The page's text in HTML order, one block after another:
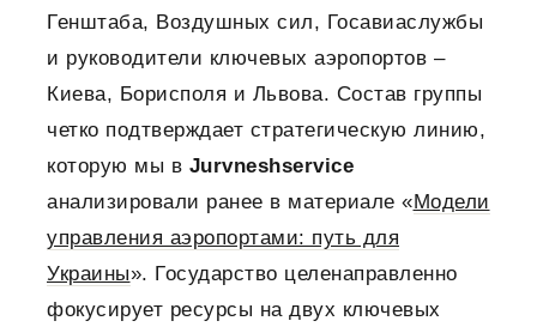
Генштаба, Воздушных сил, Госавиаслужбы
и руководители ключевых аэропортов –
Киева, Борисполя и Львова. Состав группы
четко подтверждает стратегическую линию,
которую мы в Jurvneshservice
анализировали ранее в материале «Модели
управления аэропортами: путь для
Украины». Государство целенаправленно
фокусирует ресурсы на двух ключевых